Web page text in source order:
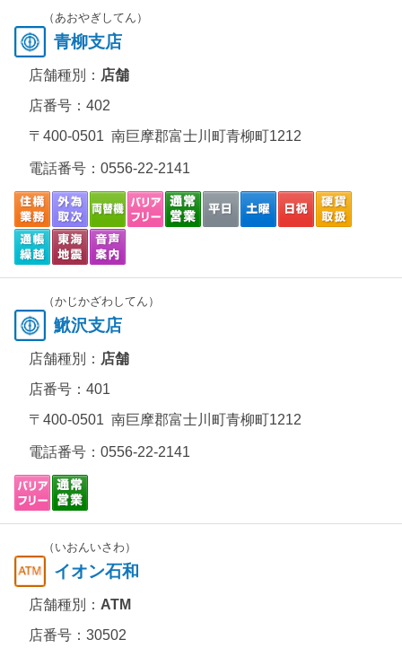
（あおやぎしてん）
青柳支店
店舗種別： 店舗
店番号：402
〒400-0501 南巨摩郡富士川町青柳町1212
電話番号： 0556-22-2141
（かじかざわしてん）
鰍沢支店
店舗種別： 店舗
店番号：401
〒400-0501 南巨摩郡富士川町青柳町1212
電話番号： 0556-22-2141
（いおんいさわ）
イオン石和
店舗種別： ATM
店番号：30502